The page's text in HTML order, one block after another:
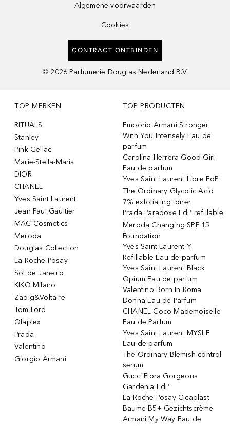
Algemene voorwaarden
Cookies
CONTRACT ONTBINDEN
© 2026 Parfumerie Douglas Nederland B.V.
TOP MERKEN
RITUALS
Stanley
Pink Gellac
Marie-Stella-Maris
DIOR
CHANEL
Yves Saint Laurent
Jean Paul Gaultier
MAC Cosmetics
Meroda
Douglas Collection
La Roche-Posay
Sol de Janeiro
KIKO Milano
Zadig&Voltaire
Tom Ford
Olaplex
Prada
Valentino
Giorgio Armani
TOP PRODUCTEN
Emporio Armani Stronger
With You Intensely Eau de
parfum
Carolina Herrera Good Girl
Eau de parfum
Yves Saint Laurent Libre EdP
The Ordinary Glycolic Acid
7% exfoliating toner
Prada Paradoxe EdP refillable
Meroda Changing SPF 15
Foundation
Yves Saint Laurent Y
Refillable Eau de parfum
Yves Saint Laurent Black
Opium Eau de parfum
Valentino Born In Roma
Donna Eau de Parfum
CHANEL Coco Mademoiselle
Eau de Parfum
Yves Saint Laurent MYSLF
Eau de parfum
The Ordinary Blemish control
serum
Gucci Flora Gorgeous
Gardenia EdP
La Roche-Posay Cicaplast
Baume B5+ Gezichtscrème
Armani My Way Eau de